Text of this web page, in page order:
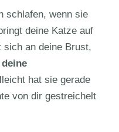
schlafen, wenn sie
deine Katze auf
sich an deine Brust,
deine
hat sie gerade
von dir gestreichelt